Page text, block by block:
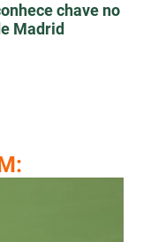
chave no
Madrid